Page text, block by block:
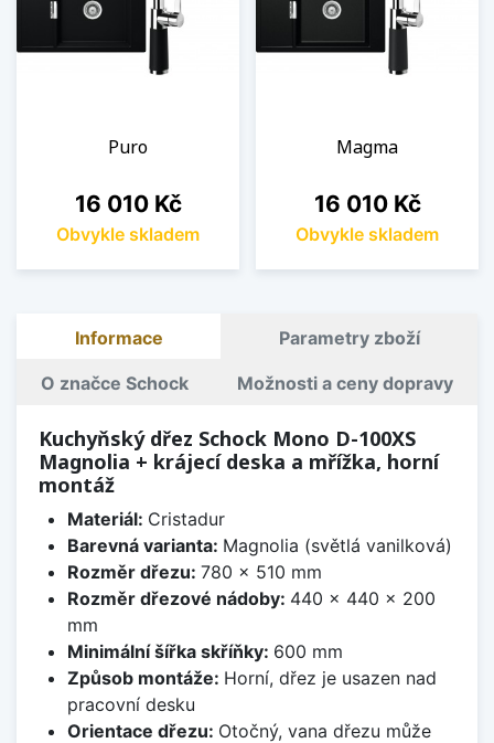
Puro
Cena
16 010 Kč
Obvykle skladem
Magma
Cena
16 010 Kč
Obvykle skladem
Informace Parametry zboží
O značce Schock Možnosti a ceny dopravy
Kuchyňský dřez Schock Mono D-100XS
Magnolia + krájecí deska a mřížka, horní
montáž
Materiál: Cristadur
Barevná varianta: Magnolia (světlá vanilková)
Rozměr dřezu: 780 x 510 mm
Rozměr dřezové nádoby: 440 x 440 x 200
mm
Minimální šířka skříňky: 600 mm
Způsob montáže: Horní, dřez je usazen nad
pracovní desku
Orientace dřezu: Otočný, vana dřezu může